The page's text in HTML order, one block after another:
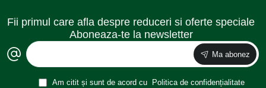
Fii primul care afla despre reduceri si oferte speciale
Aboneaza-te la newsletter
Ma abonez
Am citit și sunt de acord cu Politica de confidențialitate